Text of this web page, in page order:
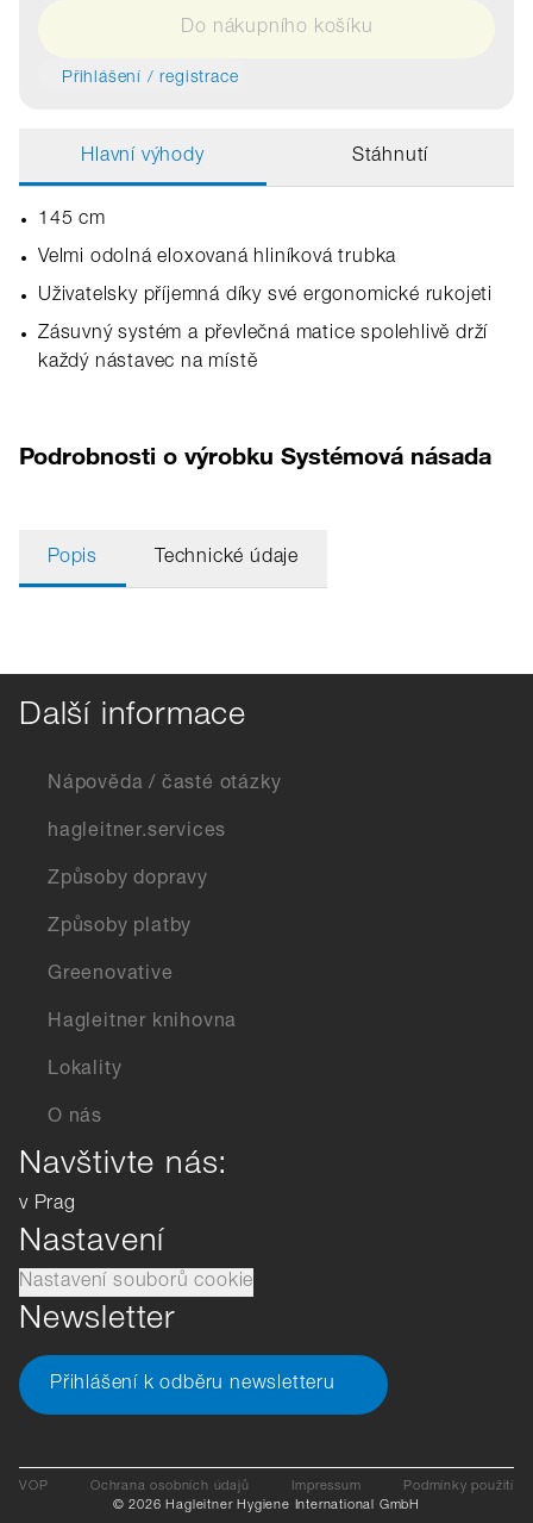
Do nákupního košíku
Přihlášení / registrace
Hlavní výhody Stáhnutí
145 cm
Velmi odolná eloxovaná hliníková trubka
Uživatelsky příjemná díky své ergonomické rukojeti
Zásuvný systém a převlečná matice spolehlivě drží
každý nástavec na místě
Podrobnosti o výrobku Systémová násada
Popis Technické údaje
Další informace
Nápověda / časté otázky
hagleitner.services
Způsoby dopravy
Způsoby platby
Greenovative
Hagleitner knihovna
Lokality
O nás
Navštivte nás:
v Prag
Nastavení
Nastavení souborů cookie
Newsletter
Přihlášení k odběru newsletteru
VOP Ochrana osobních údajů Impressum
Podmínky použití
© 2026 Hagleitner Hygiene International GmbH